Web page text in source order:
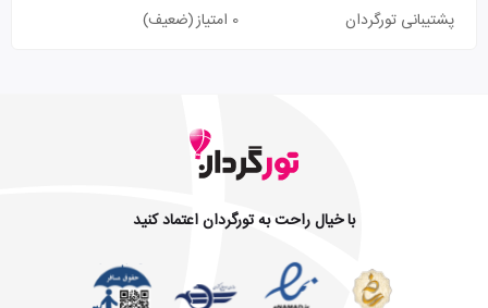
پشتیبانی تورگردان
0 امتیاز (ضعیف)
با خیال راحت به تورگردان اعتماد کنید